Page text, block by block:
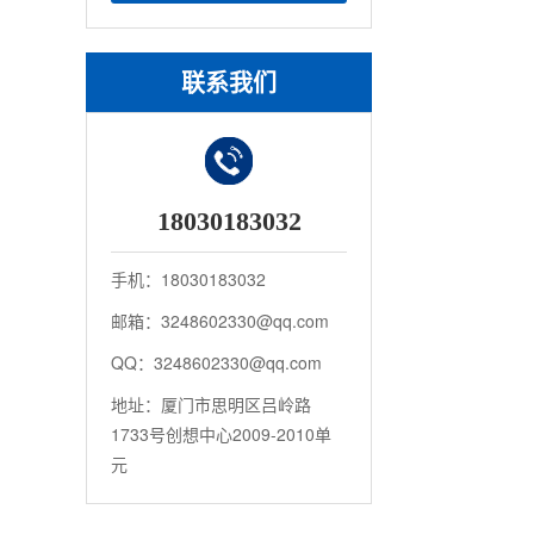
联系我们
18030183032
手机：18030183032
邮箱：3248602330@qq.com
QQ：3248602330@qq.com
地址：厦门市思明区吕岭路
1733号创想中心2009-2010单
元